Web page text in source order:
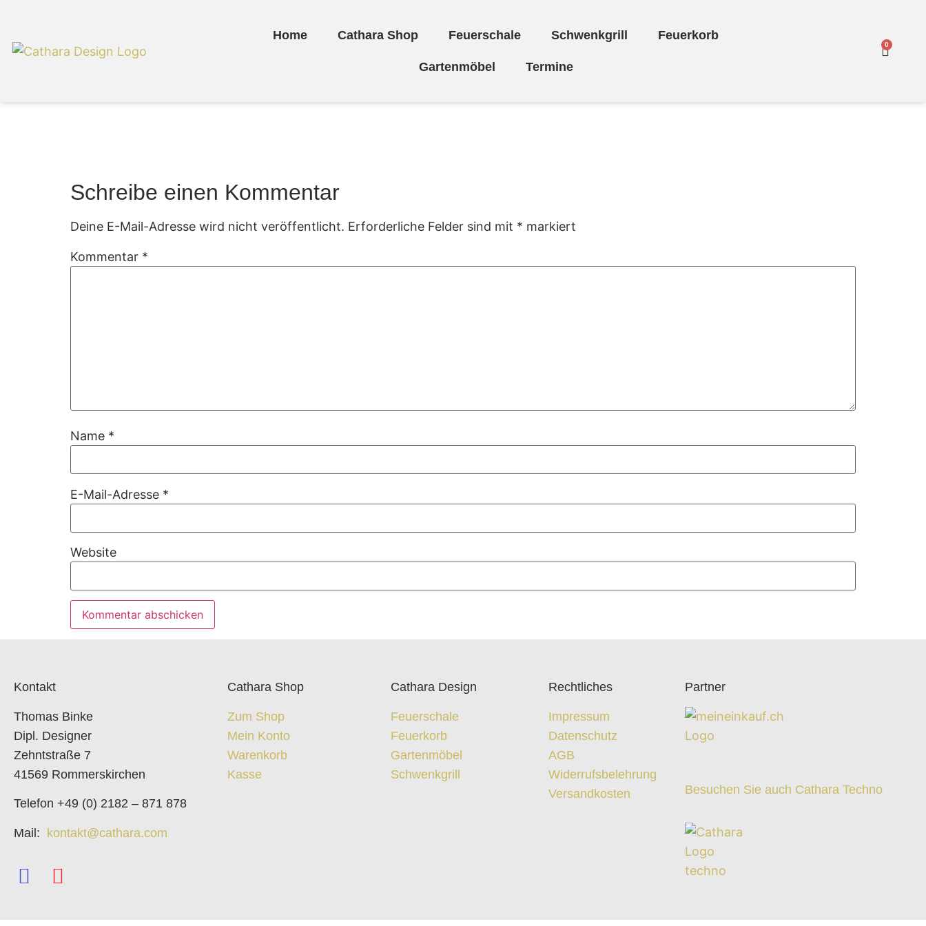
Home Cathara Shop Feuerschale Schwenkgrill Feuerkorb
Gartenmöbel Termine
0
Schreibe einen Kommentar
Deine E-Mail-Adresse wird nicht veröffentlicht. Erforderliche Felder sind mit * markiert
Kommentar *
Name *
E-Mail-Adresse *
Website
Kontakt
Thomas Binke
Dipl. Designer
Zehntstraße 7
41569 Rommerskirchen
Telefon +49 (0) 2182 – 871 878
Mail: kontakt@cathara.com
Cathara Shop
Zum Shop
Mein Konto
Warenkorb
Kasse
Cathara Design
Feuerschale
Feuerkorb
Gartenmöbel
Schwenkgrill
Rechtliches
Impressum
Datenschutz
AGB
Widerrufsbelehrung
Versandkosten
Partner
Besuchen Sie auch Cathara Techno